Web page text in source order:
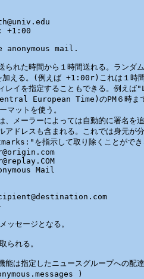
+1:00
mail.
られた時間から１時間送れる。ランダ
加える。(例えば +1:00r)これは１時間
ィレイを指定することもできる。例
European Time)のPM６時まで
マットを使う。
、メーラーによっては自動的に署名を
アドレスも含まれる。これでは身元が分
を指示して取り除くことができ
Mail
ッセージとなる。
られる。
能は指定したニュースグループへの配
)